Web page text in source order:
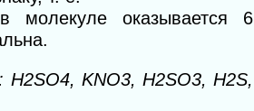
молекуле оказывается 6
KNО3, H2SO3, H2S,